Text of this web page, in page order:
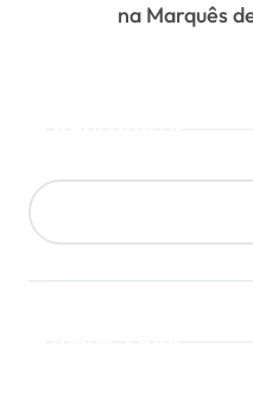
na Marquês